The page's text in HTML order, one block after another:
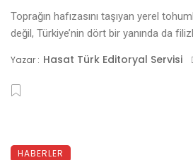
Toprağın hafızasını taşıyan yerel
değil, Türkiye’nin dört bir yanında da
Yazar : Hasat Türk Editoryal Servisi
HABERLER